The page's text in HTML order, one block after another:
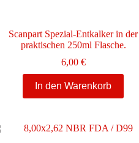
Scanpart Spezial-Entkalker in der
praktischen 250ml Flasche.
6,00 €
In den Warenkorb